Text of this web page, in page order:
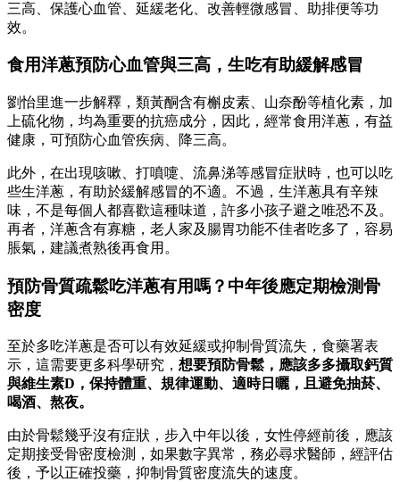
三高、保護心血管、延緩老化、改善輕微感冒、助排便等功
效。
食用洋蔥預防心血管與三高，生吃有助緩解感冒
劉怡里進一步解釋，類黃酮含有槲皮素、山奈酚等植化素，加
上硫化物，均為重要的抗癌成分，因此，經常食用洋蔥，有益
健康，可預防心血管疾病、降三高。
此外，在出現咳嗽、打噴嚏、流鼻涕等感冒症狀時，也可以吃
些生洋蔥，有助於緩解感冒的不適。不過，生洋蔥具有辛辣
味，不是每個人都喜歡這種味道，許多小孩子避之唯恐不及。
再者，洋蔥含有寡糖，老人家及腸胃功能不佳者吃多了，容易
脹氣，建議煮熟後再食用。
預防骨質疏鬆吃洋蔥有用嗎？中年後應定期檢測骨
密度
至於多吃洋蔥是否可以有效延緩或抑制骨質流失，食藥署表
示，這需要更多科學研究， 想要預防骨鬆，應該多多攝取鈣質
與維生素D，保持體重、規律運動、適時日曬，且避免抽菸、
喝酒、熬夜。
由於骨鬆幾乎沒有症狀，步入中年以後，女性停經前後，應該
定期接受骨密度檢測，如果數字異常，務必尋求醫師，經評估
後，予以正確投藥，抑制骨質密度流失的速度。